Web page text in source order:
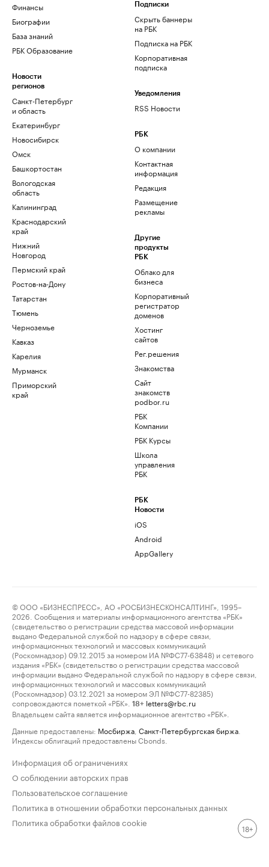
Финансы
Биографии
База знаний
РБК Образование
Новости
регионов
Санкт-Петербург
и область
Екатеринбург
Новосибирск
Омск
Башкортостан
Вологодская
область
Калининград
Краснодарский
край
Нижний
Новгород
Пермский край
Ростов-на-Дону
Татарстан
Тюмень
Черноземье
Кавказ
Карелия
Мурманск
Приморский
край
Подписки
Скрыть баннеры
на РБК
Подписка на РБК
Корпоративная
подписка
Уведомления
RSS Новости
РБК
О компании
Контактная
информация
Редакция
Размещение
рекламы
Другие
продукты
РБК
Облако для
бизнеса
Корпоративный
регистратор
доменов
Хостинг
сайтов
Рег.решения
Знакомства
Сайт
знакомств
podbor.ru
РБК
Компании
РБК Курсы
Школа
управления
РБК
РБК
Новости
iOS
Android
AppGallery
© ООО «БИЗНЕСПРЕСС», АО «РОСБИЗНЕСКОНСАЛТИНГ», 1995–
2026. Сообщения и материалы информационного агентства «РБК»
(свидетельство о регистрации средства массовой информации
выдано Федеральной службой по надзору в сфере связи,
информационных технологий и массовых коммуникаций
(Роскомнадзор) 09.12.2015 за номером ИА №ФС77-63848) и сетевого
издания «РБК» (свидетельство о регистрации средства массовой
информации выдано Федеральной службой по надзору в сфере связи,
информационных технологий и массовых коммуникаций
(Роскомнадзор) 03.12.2021 за номером ЭЛ №ФС77-82385)
сопровождаются пометкой «РБК».
18+ letters@rbc.ru
Владельцем сайта является информационное агентство «РБК».
Данные предоставлены: Мосбиржа Санкт-Петербургская биржа
Индексы облигаций предоставлены Cbonds.
Информация об ограничениях
О соблюдении авторских прав
Пользовательское соглашение
Политика в отношении обработки персональных данных
Политика обработки файлов cookie
18+